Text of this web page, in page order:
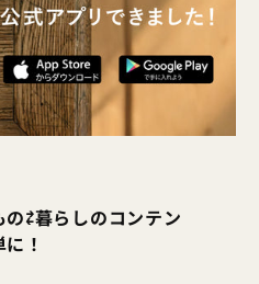
⇄暮らしのコンテン
！